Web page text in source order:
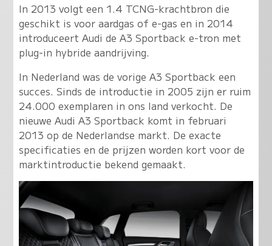
In 2013 volgt een 1.4 TCNG-krachtbron die
geschikt is voor aardgas of e-gas en in 2014
introduceert Audi de A3 Sportback e-tron met
plug-in hybride aandrijving.
In Nederland was de vorige A3 Sportback een
succes. Sinds de introductie in 2005 zijn er ruim
24.000 exemplaren in ons land verkocht. De
nieuwe Audi A3 Sportback komt in februari
2013 op de Nederlandse markt. De exacte
specificaties en de prijzen worden kort voor de
marktintroductie bekend gemaakt.